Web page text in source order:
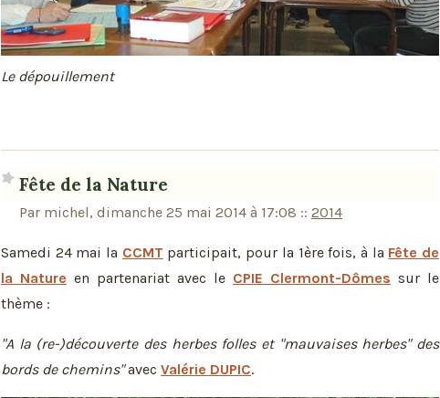
Le dépouillement
Fête de la Nature
Par michel, dimanche 25 mai 2014 à 17:08 :: 2014
Samedi 24 mai la CCMT participait, pour la 1ère fois, à la Fête de
la Nature en partenariat avec le CPIE Clermont-Dômes sur le
thème :
"A la (re-)découverte des herbes folles et "mauvaises herbes" des
bords de chemins"avec Valérie DUPIC.